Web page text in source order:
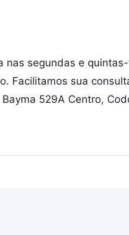
nas segundas e
Facilitamos sua
529A Centro,